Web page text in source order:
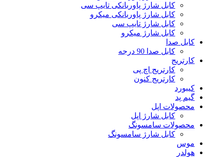
کابل شارژ پاوربانکی تایپ سی
کابل شارژ پاوربانکی میکرو
کابل شارژ تایپ سی
کابل شارژ میکرو
کابل صدا
کابل صدا 90 درجه
کارتریج
کارتریج اچ پی
کارتریج کنون
کیبورد
گیم پد
محصولات اپل
کابل شارژ اپل
محصولات سامسونگ
کابل شارژ سامسونگ
موس
هولدر